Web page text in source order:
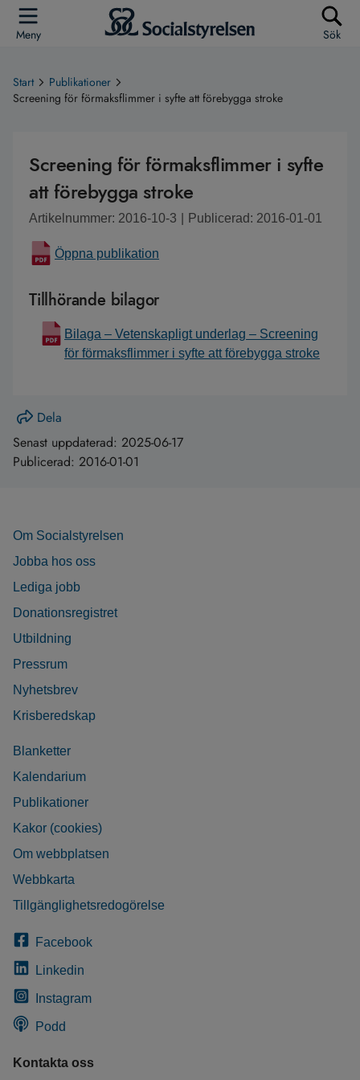
Meny Sök
Start
Publikationer
Screening för förmaksflimmer i syfte att förebygga stroke
Screening för förmaksflimmer i syfte
att förebygga stroke
Artikelnummer: 2016-10-3 Publicerad: 2016-01-01
Öppna publikation
Tillhörande bilagor
Bilaga – Vetenskapligt underlag – Screening
för förmaksflimmer i syfte att förebygga stroke
Dela
Senast uppdaterad: 2025-06-17
Publicerad: 2016-01-01
Om Socialstyrelsen
Jobba hos oss
Lediga jobb
Donationsregistret
Utbildning
Pressrum
Nyhetsbrev
Krisberedskap
Blanketter
Kalendarium
Publikationer
Kakor (cookies)
Om webbplatsen
Webbkarta
Tillgänglighetsredogörelse
Facebook
Linkedin
Instagram
Podd
Kontakta oss